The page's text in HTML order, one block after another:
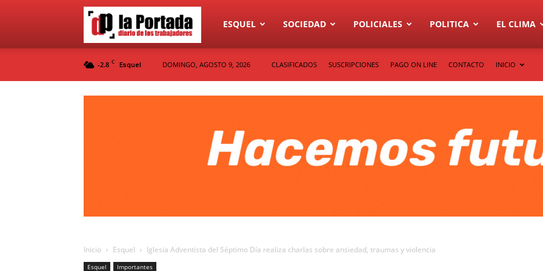
Diario
ESQUEL SOCIEDAD POLICIALES POLITICA EL CLIMA
-2.8 C Esquel DOMINGO, AGOSTO 9, 2026 CLASIFICADOS SUSCRIPCIONES PAGO ON LINE CONTACTO INICIO
Inicio Esquel Iglesia Adventista del Séptimo Día realiza charlas sobre ansiedad, traumas y violencia
Esquel Importantes